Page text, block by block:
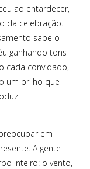
ao entardecer,
da celebração.
sabe o
ganhando tons
cada convidado,
um brilho que
em
A gente
inteiro: o vento,